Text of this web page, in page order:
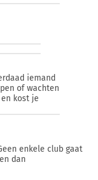
iemand
of wachten
kost je
enkele club gaat
dan